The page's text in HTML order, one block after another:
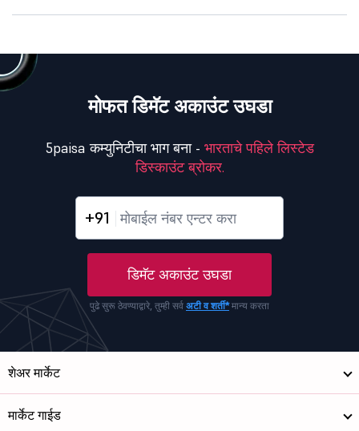
मोफत डिमॅट अकाउंट उघडा
5paisa कम्युनिटीचा भाग बना - भारताचे पहिले लिस्टेड
डिस्काउंट ब्रोकर.
+91
डिमॅट अकाउंट उघडा
पुढे सुरू ठेवण्याद्वारे, तुम्ही सर्व अटी व शर्ती*मान्य करता
शेअर मार्केट
मार्केट गाईड